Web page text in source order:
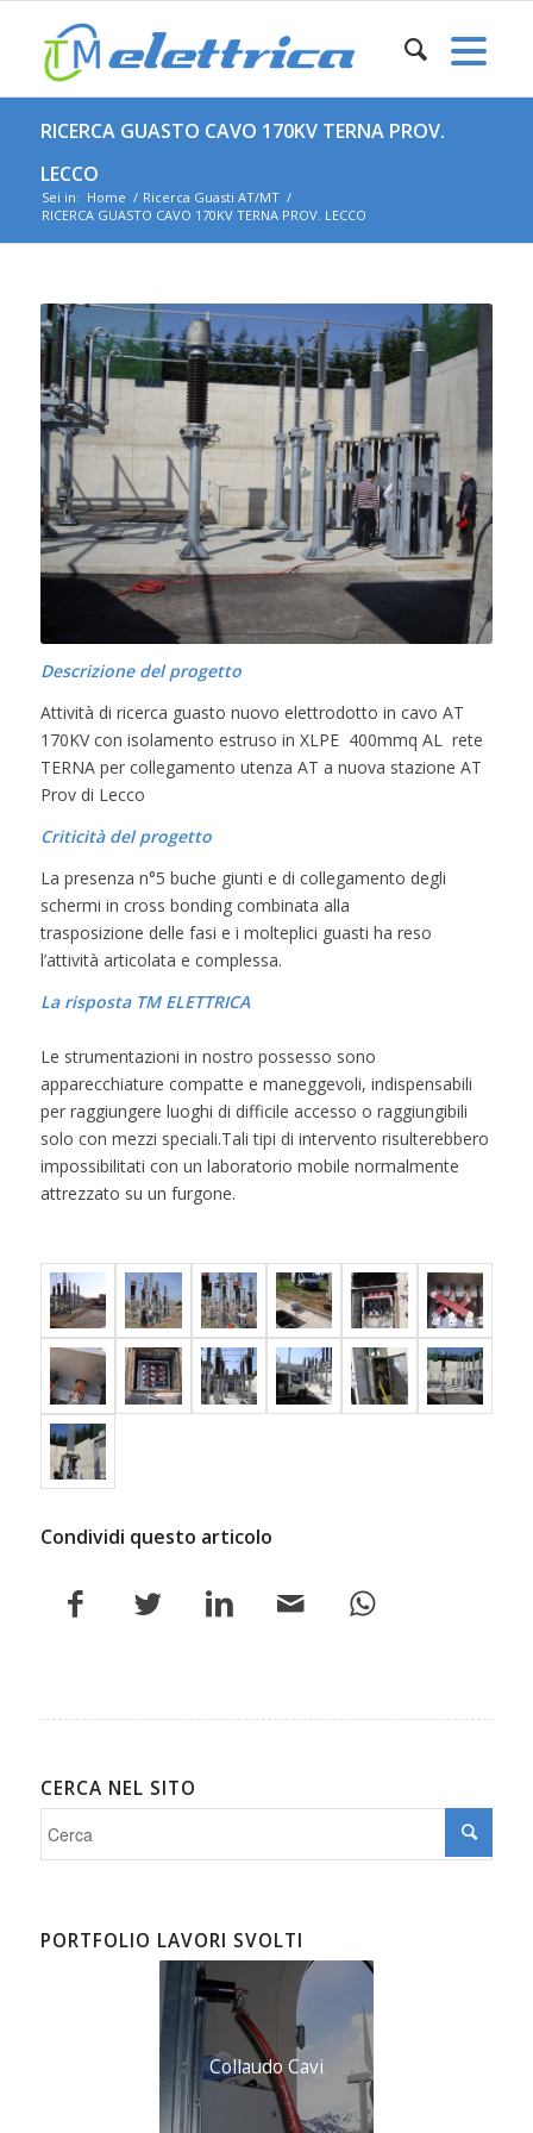
RICERCA GUASTO CAVO 170KV TERNA PROV.
LECCO
Sei in: Home / Ricerca Guasti AT/MT /
RICERCA GUASTO CAVO 170KV TERNA PROV. LECCO
Descrizione del progetto
Attività di ricerca guasto nuovo elettrodotto in cavo AT
170KV con isolamento estruso in XLPE 400mmq AL rete
TERNA per collegamento utenza AT a nuova stazione AT
Prov di Lecco
Criticità del progetto
La presenza n°5 buche giunti e di collegamento degli
schermi in cross bonding combinata alla
trasposizione delle fasi e i molteplici guasti ha reso
l’attività articolata e complessa.
La risposta TM ELETTRICA
Le strumentazioni in nostro possesso sono
apparecchiature compatte e maneggevoli, indispensabili
per raggiungere luoghi di difficile accesso o raggiungibili
solo con mezzi speciali.Tali tipi di intervento risulterebbero
impossibilitati con un laboratorio mobile normalmente
attrezzato su un furgone.
Condividi questo articolo
CERCA NEL SITO
PORTFOLIO LAVORI SVOLTI
Collaudo Cavi